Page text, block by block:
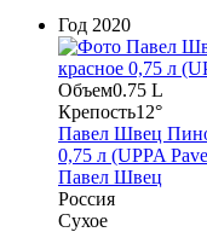
Год 2020
Объем0.75 L
Крепость12°
Павел Швец Пино
0,75 л (UPPA
Павел Швец
Россия
Сухое